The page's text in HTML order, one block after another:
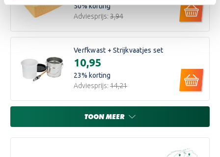
50% korting
Adviesprijs: €3,94
Verfkwast + Strijkvaatjes set
€10,95
23% korting
Adviesprijs: €14,21
TOON MEER